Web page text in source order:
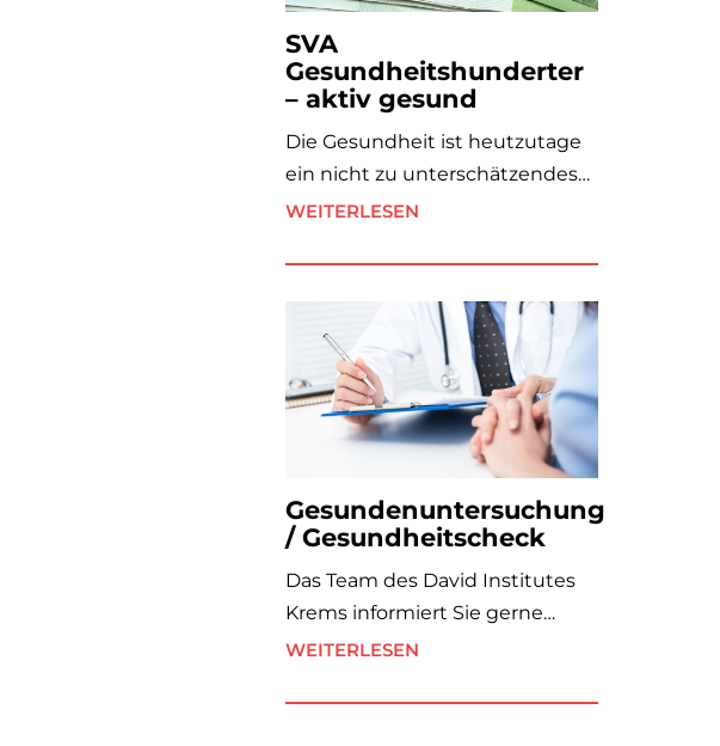
SVA
Gesundheitshunderter
– aktiv gesund
Die Gesundheit ist heutzutage
ein nicht zu unterschätzendes…
WEITERLESEN
Gesundenuntersuchung
/ Gesundheitscheck
Das Team des David Institutes
Krems informiert Sie gerne…
WEITERLESEN